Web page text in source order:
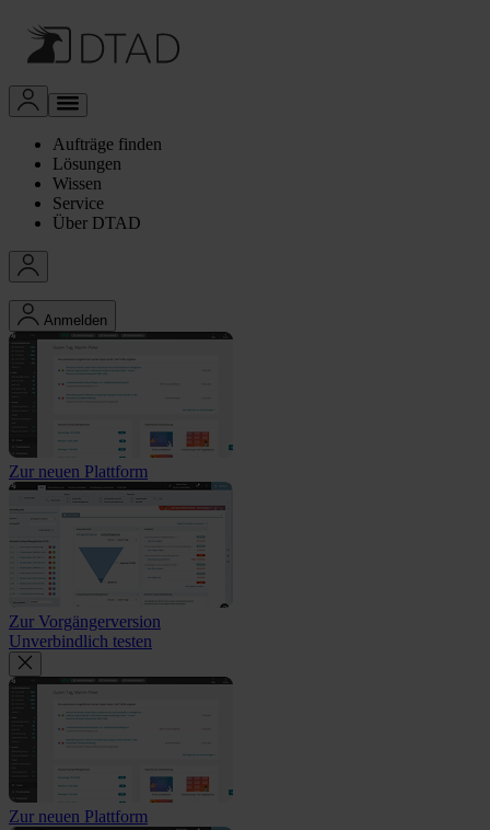
Aufträge finden
Lösungen
Wissen
Service
Über DTAD
Anmelden
Zur neuen Plattform
Zur Vorgängerversion
Unverbindlich testen
Zur neuen Plattform